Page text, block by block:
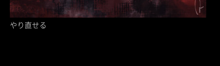
やり直せる